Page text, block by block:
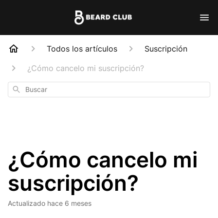
Todos los artículos
Suscripción
¿Cómo cancelo mi suscripción?
Buscar
¿Cómo cancelo mi
suscripción?
Actualizado hace 6 meses